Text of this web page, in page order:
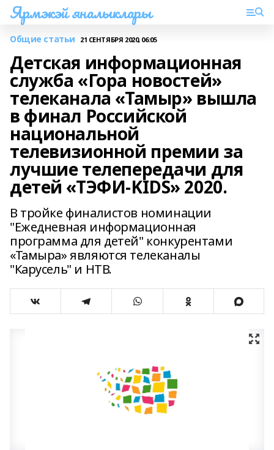
Ярмэкэй яналыклары
Общие статьи 21 СЕНТЯБРЯ 2020, 06:05
Детская информационная
служба «Гора новостей»
телеканала «Тамыр» вышла
в финал Российской
национальной
телевизионной премии за
лучшие телепередачи для
детей «ТЭФИ-KIDS» 2020.
В тройке финалистов номинации
"Ежедневная информационная
программа для детей" конкурентами
«Тамыра» являются телеканалы
"Карусель" и НТВ.